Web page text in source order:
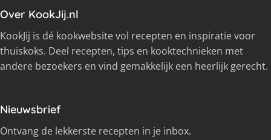
Over KookJij.nl
KookJij is dé kookwebsite vol recepten en inspiratie voor
thuiskoks. Deel recepten, tips en kooktechnieken met
andere bezoekers en vind gemakkelijk een heerlijk gerecht.
Nieuwsbrief
Ontvang de lekkerste recepten in je inbox.